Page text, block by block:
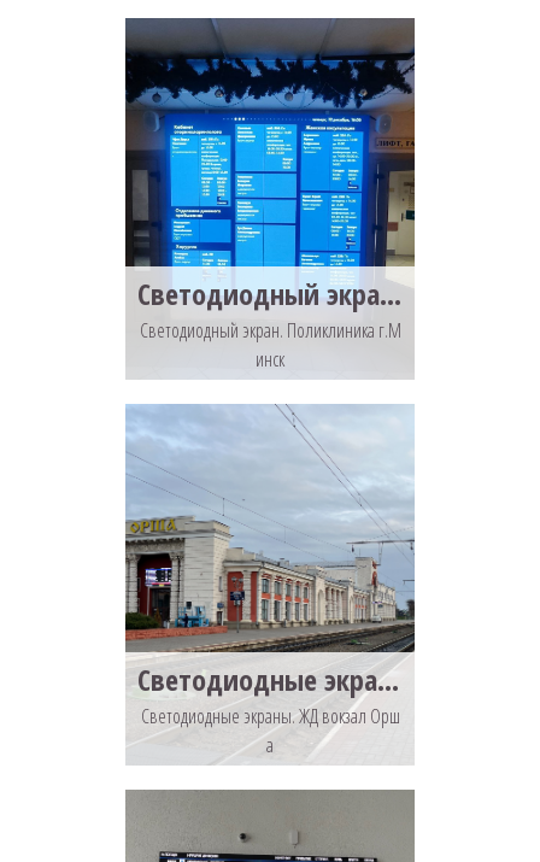
Светодиодный экран. Поликлиника г.Минск
Светодиодный экран. Поликлиника г.М
инск
Светодиодные экраны. ЖД вокзал Орша
Светодиодные экраны. ЖД вокзал Орш
а